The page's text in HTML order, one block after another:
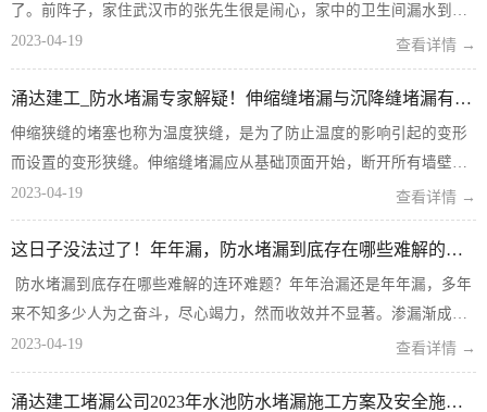
了。前阵子，家住武汉市的张先生很是闹心，家中的卫生间漏水到楼
下，还渗到卧室墙面，导致家具都发霉了。他上个月才请了外面的装
修师傅进行了整体维修，看来还是没解决根本问题。这回，张先生想
请个靠得住、信得过的装修...
2023-04-19 查看详情 →
涌达建工_防水堵漏专家解疑！伸缩缝堵漏与沉降缝堵漏有什么不同？
伸缩狭缝的堵塞也称为温度狭缝，是为了防止温度的影响引起的变形
而设置的变形狭缝。伸缩缝堵漏应从基础顶面开始，断开所有墙壁、
地板和屋顶。由于基础部分埋在地下，受温度影响较小，所以没有必
要断开。例如，建筑物的屋顶采用瓦屋顶，屋顶部分不需要做伸缩
缝。膨胀节间距与材料的使用...
2023-04-19 查看详情 →
这日子没法过了！年年漏，防水堵漏到底存在哪些难解的连环难题？
防水堵漏到底存在哪些难解的连环难题？年年治漏还是年年漏，多年
来不知多少人为之奋斗，尽心竭力，然而收效并不显著。渗漏渐成顽
疾，司空见惯，找不到灵丹妙药。渗漏又像一把钢锁，多少人不知作
过多少种尝试，总找不到打开它的钥匙。防水堵漏难解的连环难题如
下：▉1、防...
2023-04-19 查看详情 →
涌达建工堵漏公司2023年水池防水堵漏施工方案及安全施工措施